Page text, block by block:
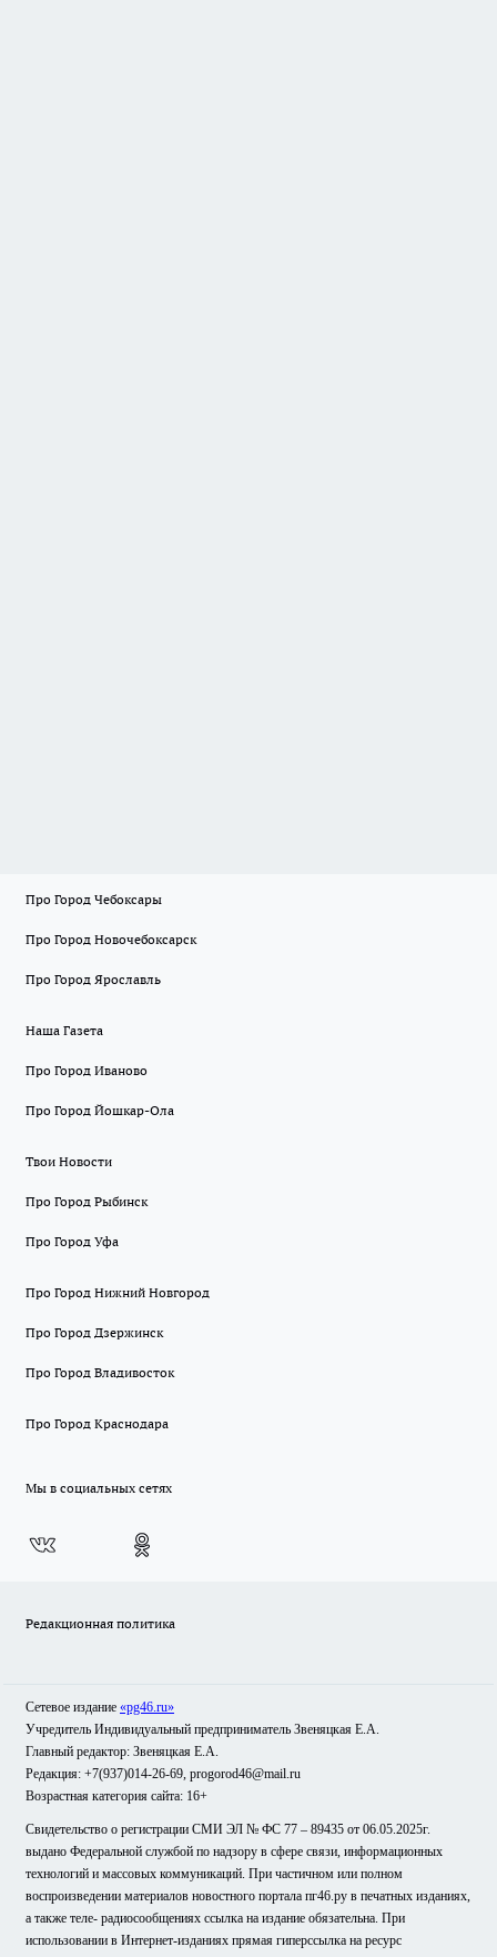
Про Город Чебоксары
Про Город Новочебоксарск
Про Город Ярославль
Наша Газета
Про Город Иваново
Про Город Йошкар-Ола
Твои Новости
Про Город Рыбинск
Про Город Уфа
Про Город Нижний Новгород
Про Город Дзержинск
Про Город Владивосток
Про Город Краснодара
Мы в социальных сетях
Редакционная политика
Сетевое издание «pg46.ru»
Учредитель Индивидуальный предприниматель Звеняцкая Е.А.
Главный редактор: Звеняцкая Е.А.
Редакция: +7(937)014-26-69, progorod46@mail.ru
Возрастная категория сайта: 16+
Свидетельство о регистрации СМИ ЭЛ № ФС 77 – 89435 от 06.05.2025г.
выдано Федеральной службой по надзору в сфере связи, информационных
технологий и массовых коммуникаций. При частичном или полном
воспроизведении материалов новостного портала пг46.ру в печатных изданиях,
а также теле- радиосообщениях ссылка на издание обязательна. При
использовании в Интернет-изданиях прямая гиперссылка на ресурс